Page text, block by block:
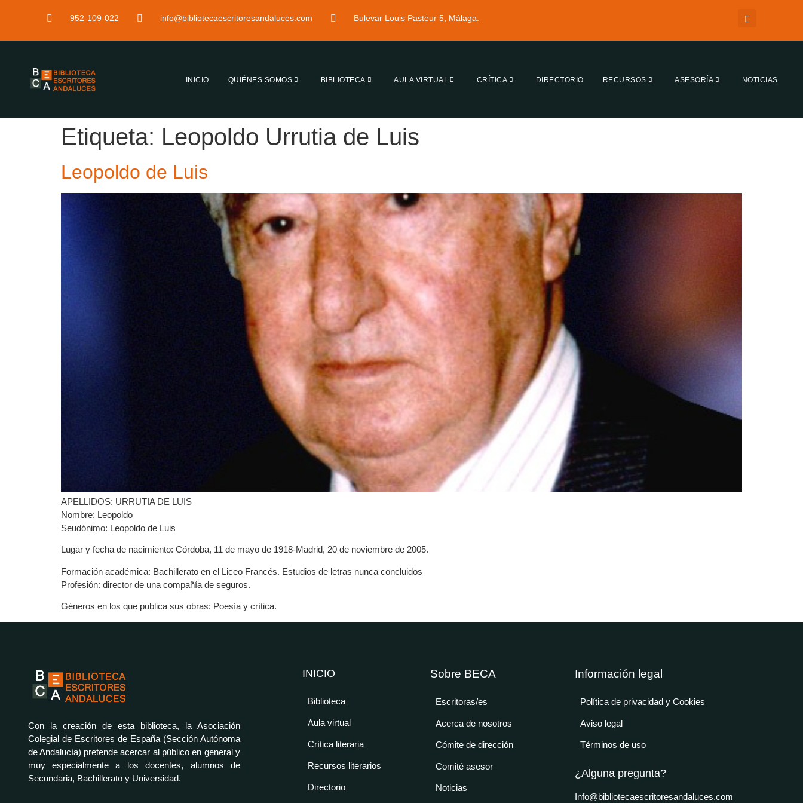
952-109-022 info@bibliotecaescritoresandaluces.com Bulevar Louis Pasteur 5, Málaga.
INICIO QUIÉNES SOMOS BIBLIOTECA AULA VIRTUAL CRÍTICA DIRECTORIO RECURSOS ASESORÍA NOTICIAS
Etiqueta: Leopoldo Urrutia de Luis
Leopoldo de Luis
APELLIDOS: URRUTIA DE LUIS
Nombre: Leopoldo
Seudónimo: Leopoldo de Luis
Lugar y fecha de nacimiento: Córdoba, 11 de mayo de 1918-Madrid, 20 de noviembre de 2005.
Formación académica: Bachillerato en el Liceo Francés. Estudios de letras nunca concluidos
Profesión: director de una compañía de seguros.
Géneros en los que publica sus obras: Poesía y crítica.
Con la creación de esta biblioteca, la Asociación
Colegial de Escritores de España (Sección Autónoma
de Andalucía) pretende acercar al público en general y
muy especialmente a los docentes, alumnos de
Secundaria, Bachillerato y Universidad.
INICIO
Biblioteca
Aula virtual
Crítica literaria
Recursos literarios
Directorio
Sobre BECA
Escritoras/es
Acerca de nosotros
Cómite de dirección
Comité asesor
Noticias
Información legal
Política de privacidad y Cookies
Aviso legal
Términos de uso
¿Alguna pregunta?
Info@bibliotecaescritoresandaluces.com